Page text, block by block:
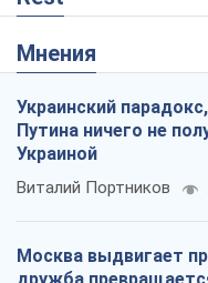
Мнения
Украинский
Путина ничего не
Украиной
Виталий Портников
Москва выдвигает